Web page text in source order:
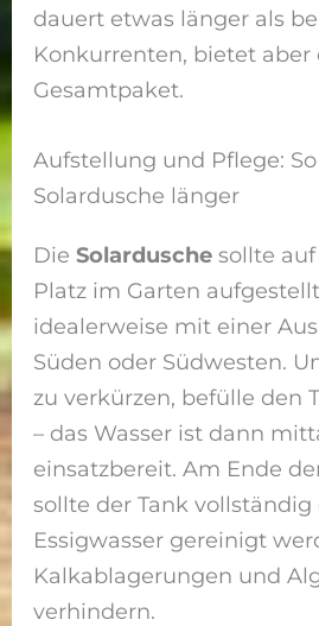
dauert etwas länger als
Konkurrenten, bietet aber
Gesamtpaket.
Aufstellung und Pflege:
Solardusche länger
DieSolardusche sollte
Platz im Garten
idealerweise mit einer
Süden oder Südwesten.
zu verkürzen, befülle den
– das Wasser ist dann
einsatzbereit. Am Ende
sollte der Tank
Essigwasser gereinigt
Kalkablagerungen und
verhindern.